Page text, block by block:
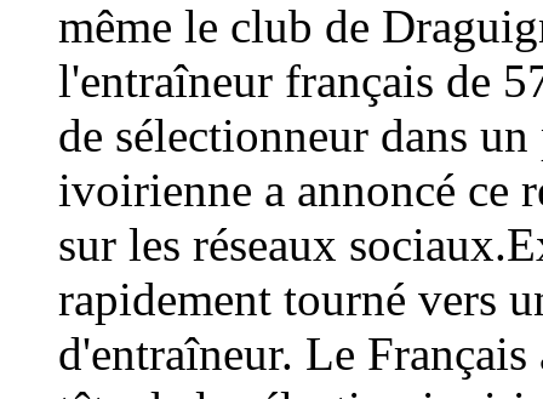
même le club de
l'entraîneur français de
de sélectionneur dans
ivoirienne a annoncé ce
sur les réseaux
rapidement tourné vers
d'entraîneur. Le